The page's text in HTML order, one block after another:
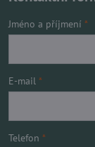
Jméno a příjmení *
E-mail *
Telefon *